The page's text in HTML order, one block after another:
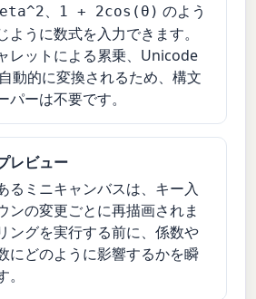
、 1 + 2cos(θ) のよう
ように数式を入力できます。
レットによる累乗、Unicode
動的に変換されるため、構文
ーは不要です。
レビュー
るミニキャンバスは、キー入
ンの変更ごとに再描画されま
ングを実行する前に、係数や
にどのように影響するかを瞬